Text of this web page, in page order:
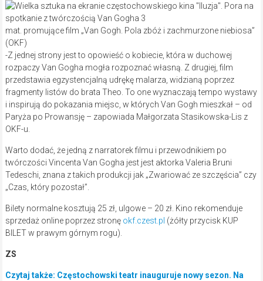
mat. promujące film „Van Gogh. Pola zbóż i zachmurzone niebiosa”
(OKF)
-Z jednej strony jest to opowieść o kobiecie, która w duchowej
rozpaczy Van Gogha mogła rozpoznać własną. Z drugiej, film
przedstawia egzystencjalną udrękę malarza, widzianą poprzez
fragmenty listów do brata Theo. To one wyznaczają tempo wystawy
i inspirują do pokazania miejsc, w których Van Gogh mieszkał – od
Paryża po Prowansję – zapowiada Małgorzata Stasikowska-Lis z
OKF-u.
Warto dodać, że jedną z narratorek filmu i przewodnikiem po
twórczości Vincenta Van Gogha jest jest aktorka Valeria Bruni
Tedeschi, znana z takich produkcji jak „Zwariować ze szczęścia” czy
„Czas, który pozostał”.
Bilety normalne kosztują 25 zł, ulgowe – 20 zł. Kino rekomenduje
sprzedaż online poprzez stronę okf.czest.pl (żółty przycisk KUP
BILET w prawym górnym rogu).
ZS
Czytaj także: Częstochowski teatr inauguruje nowy sezon. Na